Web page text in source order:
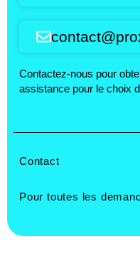
Contactez-nous pour
assistance pour le choix
Contact
Pour toutes les